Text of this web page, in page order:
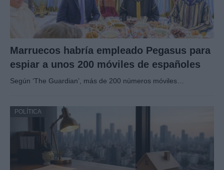
Marruecos habría empleado Pegasus para
espiar a unos 200 móviles de españoles
Según ‘The Guardian’, más de 200 números móviles…
POLÍTICA